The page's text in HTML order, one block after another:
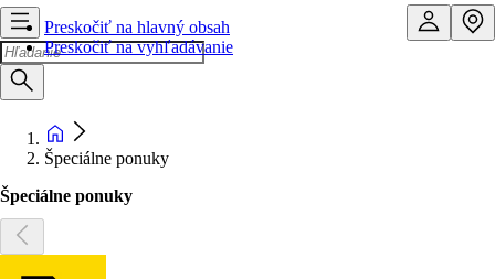
Preskočiť na hlavný obsah
Preskočiť na vyhľadávanie
Špeciálne ponuky
Špeciálne ponuky